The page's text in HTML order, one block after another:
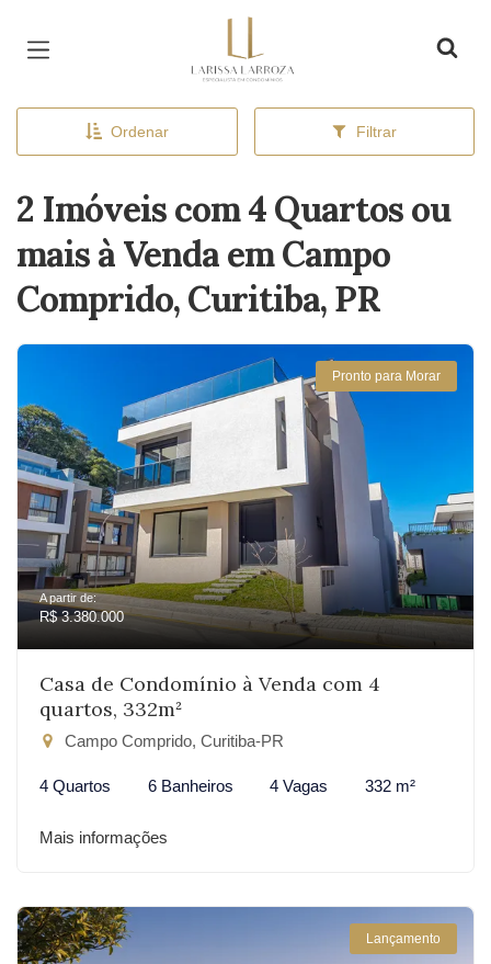
Ordenar Filtrar
2 Imóveis com 4 Quartos ou
mais à Venda em Campo
Comprido, Curitiba, PR
Pronto para Morar
A partir de:
R$ 3.380.000
Casa de Condomínio à Venda com 4
quartos, 332m²
Campo Comprido, Curitiba-PR
4 Quartos 6 Banheiros 4 Vagas 332 m²
Mais informações
Lançamento